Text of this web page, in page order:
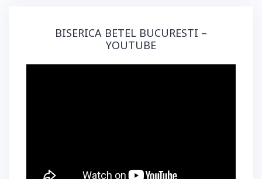
BISERICA BETEL BUCURESTI –
YOUTUBE